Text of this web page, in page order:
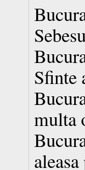
Sfinte
multa